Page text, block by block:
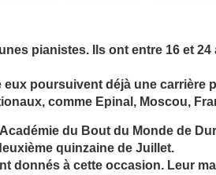
pianistes. Ils ont entre 16 et
eux poursuivent déjà une carrière
comme Epinal, Moscou,
du Bout du Monde de
quinzaine de Juillet.
donnés à cette occasion. Leur